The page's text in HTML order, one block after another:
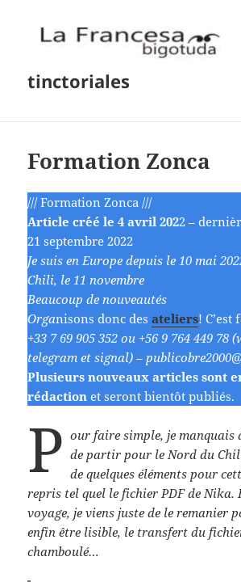
tinctoriales
Formation Zonca
/// Formation Zonca ///
Article cr´´eé le 4 avril 2022 –
21 septembre 2022
Je suis en Europe depuis le 10 mai
Chili, le 11 novembre
Beaucoup de nouveautés
Organisons donc desateliers! C’est
+33 7 69 905 352 ou +56 9 764 449 78
telegram et signal) –
Plusieurs nouveaux articles sont
rédaction et seront bientôt publiés.
P our faire simple, je manquais
de partir pour le Nord du
de quelques éléments pour
repris tel quel le fichier PDF de Nika.
voyage, je viens juste de le remanier
enfin être lisible, le transfert du
chamboulé…